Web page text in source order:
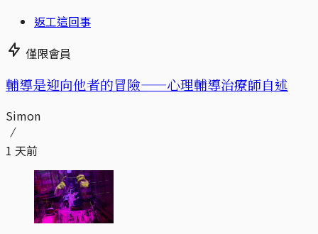
返工這回事
僅限會員
輔導是迎向他者的冒險——心理輔導治療師自述
Simon
1 天前